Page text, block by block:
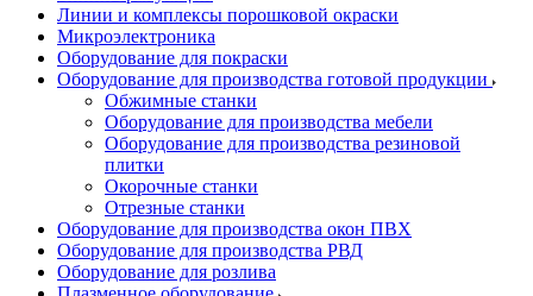
Линии и комплексы порошковой окраски
Микроэлектроника
Оборудование для покраски
Оборудование для производства готовой продукции
Обжимные станки
Оборудование для производства мебели
Оборудование для производства резиновой
плитки
Окорочные станки
Отрезные станки
Оборудование для производства окон ПВХ
Оборудование для производства РВД
Оборудование для розлива